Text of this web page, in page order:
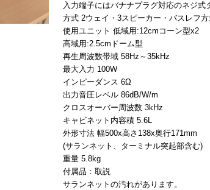
入力端子にはバナナプラグ対応のネジ式
方式 2ウェイ・3スピーカー・バスレフ
使用ユニット 低域用:12cmコーン型x2
高域用:2.5cmドーム型
再生周波数帯域 58Hz～35kHz
最大入力 100W
インピーダンス 6Ω
出力音圧レベル 86dB/W/m
クロスオーバー周波数 3kHz
キャビネット内容積 5.6L
外形寸法 幅500x高さ138x奥行171mm
(サランネット、ターミナル突起部含む)
重量 5.8kg
付属品：取説
サランネットの汚れがあります。